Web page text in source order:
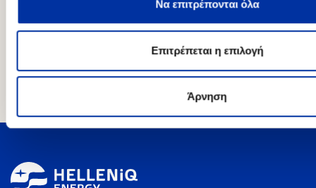
Να επιτρέπονται όλα
Επιτρέπεται η επιλογή
Άρνηση
ανακοινώνει ότι στο πλαίσιο του προγράμματος
αγοράς ιδίων μετοχών, κατά το χρονικό διάστημα από
99.454 ίδιες μετοχές ως εξής: